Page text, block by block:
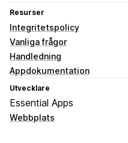
Resurser
Integritetspolicy
Vanliga frågor
Handledning
Appdokumentation
Utvecklare
Essential Apps
Webbplats